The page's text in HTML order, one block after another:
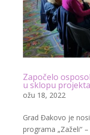
Započelo
u sklopu projekta
ožu 18, 2022
Grad Đakovo je
programa „Zaželi“